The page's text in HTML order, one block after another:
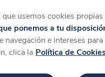
Blonde
usemos cookies
ponemos a tu
e intereses
clica la Política de